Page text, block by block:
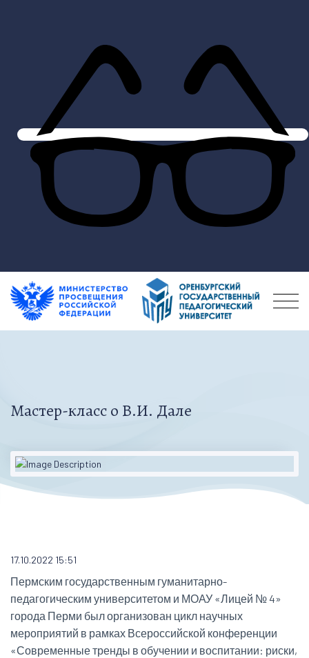
Мастер-класс о В.И. Дале
17.10.2022 15:51
Пермским государственным гуманитарно-
педагогическим университетом и МОАУ «Лицей № 4»
города Перми был организован цикл научных
мероприятий в рамках Всероссийской конференции
«Современные тренды в обучении и воспитании: риски,